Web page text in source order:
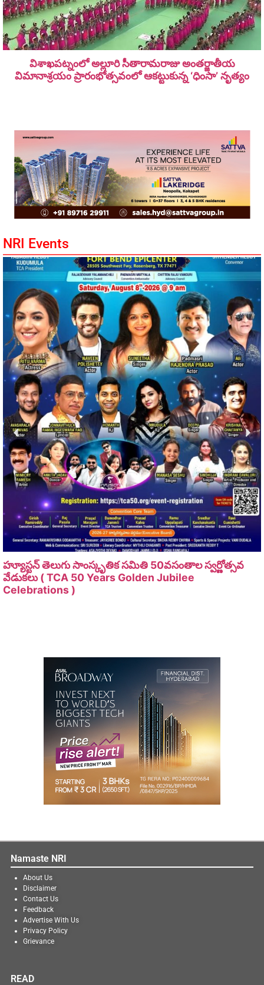
విశాఖపట్నంలో అల్లూరి సీతారామ‌రాజు అంత‌ర్జాతీయ
విమానాశ్ర‌యం ప్రారంభోత్సవంలో ఆకట్టుకున్న ‘ధింసా’ నృత్యం
NRI Events
హ్యూస్టన్ తెలుగు సాంస్కృతిక సమితి 50వసంతాల స్వర్ణోత్సవ
వేడుకలు ( TCA 50 Years Golden Jubilee
Celebrations )
Namaste NRI
About Us
Disclaimer
Contact Us
Feedback
Advertise With Us
Privacy Policy
Grievance
READ